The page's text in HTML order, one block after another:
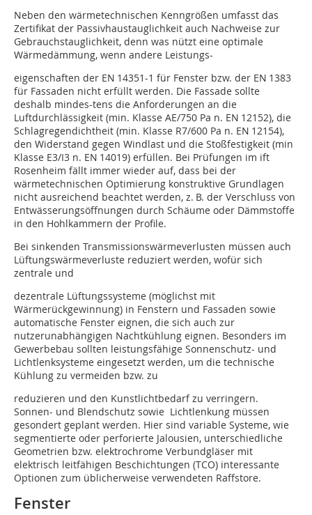
Neben den wärmetechnischen Kenngrößen umfasst das
Zertifikat der Passivhaustauglichkeit auch Nachweise zur
Gebrauchstauglichkeit, denn was nützt eine optimale
Wärmedämmung, wenn andere Leistungs-
eigenschaften der EN 14351-1 für Fenster bzw. der EN 1383
für Fassaden nicht erfüllt werden. Die Fassade sollte
deshalb mindes-tens die Anforderungen an die
Luftdurchlässigkeit (min. Klasse AE/750 Pa n. EN 12152), die
Schlagregendichtheit (min. Klasse R7/600 Pa n. EN 12154),
den Widerstand gegen Windlast und die Stoßfestigkeit (min
Klasse E3/I3 n. EN 14019) erfüllen. Bei Prüfungen im ift
Rosenheim fällt immer wieder auf, dass bei der
wärmetechnischen Optimierung konstruktive Grundlagen
nicht ausreichend beachtet werden, z. B. der Verschluss von
Entwässerungsöffnungen durch Schäume oder Dämmstoffe
in den Hohlkammern der Profile.
Bei sinkenden Transmissionswärmeverlusten müssen auch
Lüftungswärmeverluste reduziert werden, wofür sich
zentrale und
dezentrale Lüftungssysteme (möglichst mit
Wärmerückgewinnung) in Fenstern und Fassaden sowie
automatische Fenster eignen, die sich auch zur
nutzerunabhängigen Nachtkühlung eignen. Besonders im
Gewerbebau sollten leistungsfähige Sonnenschutz- und
Lichtlenksysteme eingesetzt werden, um die technische
Kühlung zu vermeiden bzw. zu
reduzieren und den Kunstlichtbedarf zu verringern.
Sonnen- und Blendschutz sowie Lichtlenkung müssen
gesondert geplant werden. Hier sind variable Systeme, wie
segmentierte oder perforierte Jalousien, unterschiedliche
Geometrien bzw. elektrochrome Verbundgläser mit
elektrisch leitfähigen Beschichtungen (TCO) interessante
Optionen zum üblicherweise verwendeten Raffstore.
Fenster